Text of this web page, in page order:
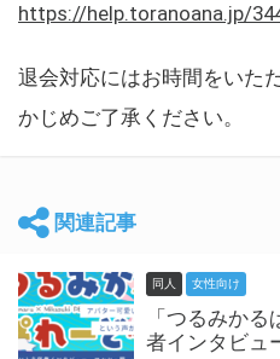
https://help.toranoana.jp/
退会対応にはお時間をいた
かじめご了承ください。
関連記事
同人 女性向け
「つるみかる
者インタビュ